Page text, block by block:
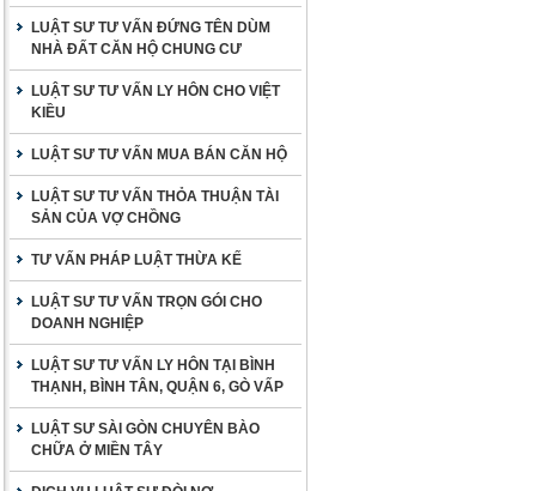
LUẬT SƯ TƯ VẤN ĐỨNG TÊN DÙM
NHÀ ĐẤT CĂN HỘ CHUNG CƯ
LUẬT SƯ TƯ VẤN LY HÔN CHO VIỆT
KIỀU
LUẬT SƯ TƯ VẤN MUA BÁN CĂN HỘ
LUẬT SƯ TƯ VẤN THỎA THUẬN TÀI
SẢN CỦA VỢ CHỒNG
TƯ VẤN PHÁP LUẬT THỪA KẾ
LUẬT SƯ TƯ VẤN TRỌN GÓI CHO
DOANH NGHIỆP
LUẬT SƯ TƯ VẤN LY HÔN TẠI BÌNH
THẠNH, BÌNH TÂN, QUẬN 6, GÒ VẤP
LUẬT SƯ SÀI GÒN CHUYÊN BÀO
CHỮA Ở MIỀN TÂY